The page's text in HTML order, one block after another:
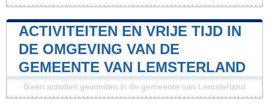
ACTIVITEITEN EN VRIJE TIJD IN
DE OMGEVING VAN DE
GEMEENTE VAN LEMSTERLAND
Geen activiteit gevonden in de gemeente van Lemsterland